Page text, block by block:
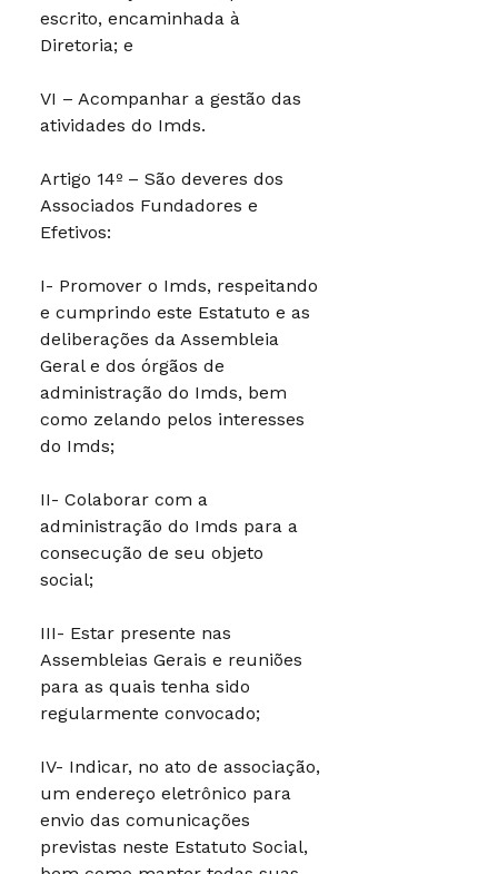
escrito, encaminhada à
Diretoria; e
VI – Acompanhar a gestão das
atividades do Imds.
Artigo 14º – São deveres dos
Associados Fundadores e
Efetivos:
I- Promover o Imds, respeitando
e cumprindo este Estatuto e as
deliberações da Assembleia
Geral e dos órgãos de
administração do Imds, bem
como zelando pelos interesses
do Imds;
II- Colaborar com a
administração do Imds para a
consecução de seu objeto
social;
III- Estar presente nas
Assembleias Gerais e reuniões
para as quais tenha sido
regularmente convocado;
IV- Indicar, no ato de associação,
um endereço eletrônico para
envio das comunicações
previstas neste Estatuto Social,